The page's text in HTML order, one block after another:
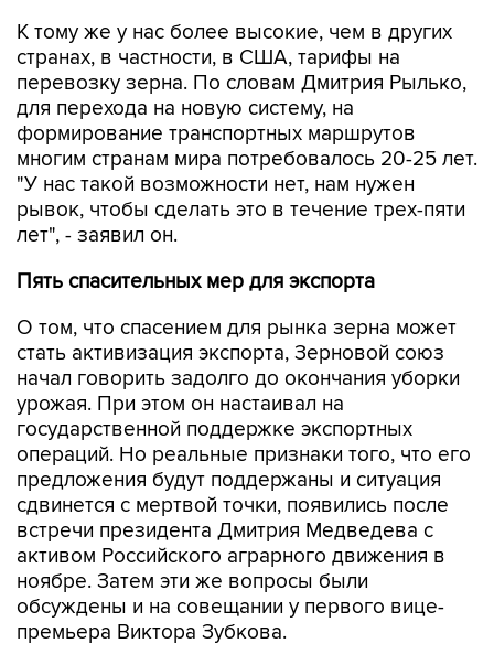
К тому же у нас более высокие, чем в других
странах, в частности, в США, тарифы на
перевозку зерна. По словам Дмитрия Рылько,
для перехода на новую систему, на
формирование транспортных маршрутов
многим странам мира потребовалось 20-25 лет.
"У нас такой возможности нет, нам нужен
рывок, чтобы сделать это в течение трех-пяти
лет", - заявил он.
Пять спасительных мер для экспорта
О том, что спасением для рынка зерна может
стать активизация экспорта, Зерновой союз
начал говорить задолго до окончания уборки
урожая. При этом он настаивал на
государственной поддержке экспортных
операций. Но реальные признаки того, что его
предложения будут поддержаны и ситуация
сдвинется с мертвой точки, появились после
встречи президента Дмитрия Медведева с
активом Российского аграрного движения в
ноябре. Затем эти же вопросы были
обсуждены и на совещании у первого вице-
премьера Виктора Зубкова.